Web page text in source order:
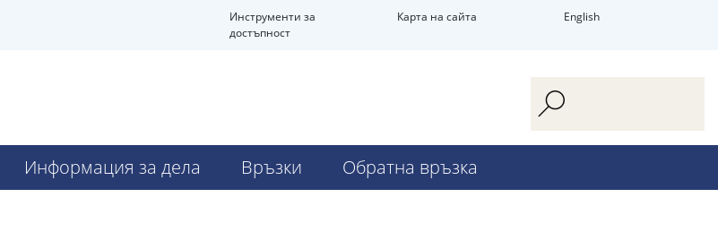
Инструменти за
достъпност
Карта на сайта English
Информация за дела Връзки Обратна връзка